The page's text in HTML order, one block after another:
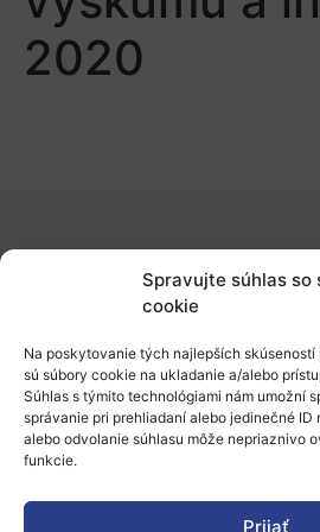
Spravujte súhlas so
cookie
Na poskytovanie tých najlepších
sú súbory cookie na ukladanie a/alebo
Súhlas s týmito technológiami nám umožní
správanie pri prehliadaní alebo jedinečné ID
alebo odvolanie súhlasu môže nepriaznivo
funkcie.
Prijať
2020
Financovanie a
Stáže a
Novinky